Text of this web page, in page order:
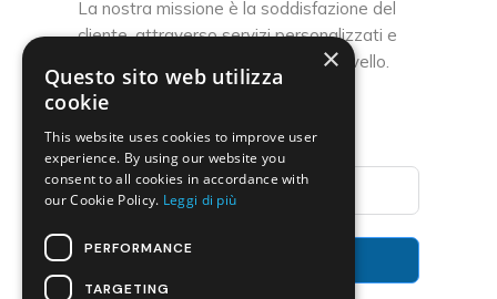
La nostra missione è la soddisfazione del
cliente, attraverso servizi personalizzati e
un’assistenza post-vendita di alto livello.
Iscriviti alla Newsletter
×
Questo sito web utilizza
cookie
This website uses cookies to improve user
experience. By using our website you
consent to all cookies in accordance with
our Cookie Policy. Leggi di più
PERFORMANCE
TARGETING